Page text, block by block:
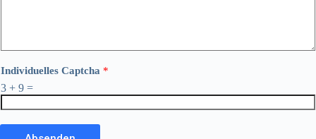
Individuelles Captcha *
3 + 9 =